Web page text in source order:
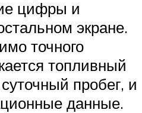
цифры и
экране.
точного
топливный
пробег, и
данные.